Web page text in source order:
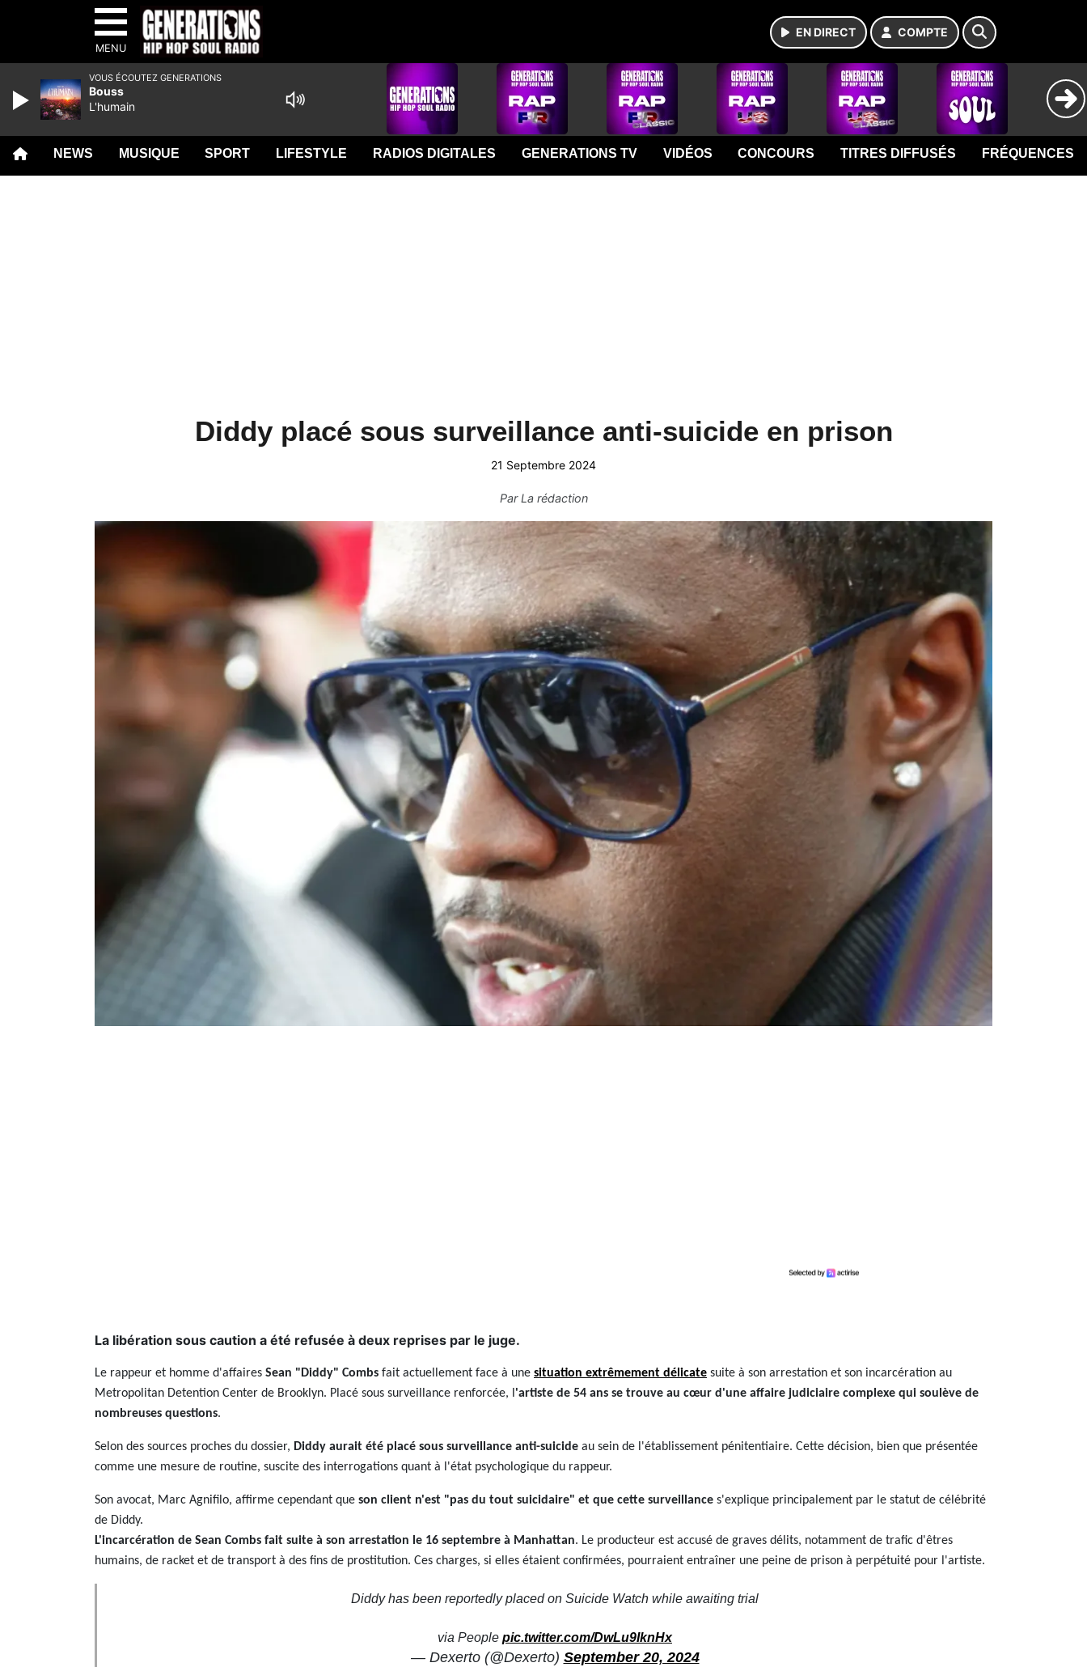
MENU
EN DIRECT COMPTE
NEWS MUSIQUE SPORT LIFESTYLE RADIOS DIGITALES GENERATIONS TV VIDÉOS CONCOURS TITRES DIFFUSÉS FRÉQUENCES
Diddy placé sous surveillance anti-suicide en prison
21 Septembre 2024
ParLa rédaction
La libération sous caution a été refusée à deux reprises par le juge.
Le rappeur et homme d'affaires Sean "Diddy" Combs fait actuellement face à une situation extrêmement délicate suite à son arrestation et son incarcération au
Metropolitan Detention Center de Brooklyn. Placé sous surveillance renforcée, l'artiste de 54 ans se trouve au cœur d'une affaire judiciaire complexe qui soulève de
nombreuses questions.
Selon des sources proches du dossier, Diddy aurait été placé sous surveillance anti-suicide au sein de l'établissement pénitentiaire. Cette décision, bien que présentée
comme une mesure de routine, suscite des interrogations quant à l'état psychologique du rappeur.
Son avocat, Marc Agnifilo, affirme cependant que son client n'est "pas du tout suicidaire" et que cette surveillance s'explique principalement par le statut de célébrité
de Diddy.
L'incarcération de Sean Combs fait suite à son arrestation le 16 septembre à Manhattan. Le producteur est accusé de graves délits, notamment de trafic d'êtres
humains, de racket et de transport à des fins de prostitution. Ces charges, si elles étaient confirmées, pourraient entraîner une peine de prison à perpétuité pour l'artiste.
Diddy has been reportedly placed on Suicide Watch while awaiting trial
via People pic.twitter.com/DwLu9IknHx
— Dexerto (@Dexerto) September 20, 2024
VOUS ÉCOUTEZ GENERATIONS
Bouss
L'humain